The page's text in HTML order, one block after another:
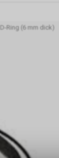
Ring (6 mm dick)